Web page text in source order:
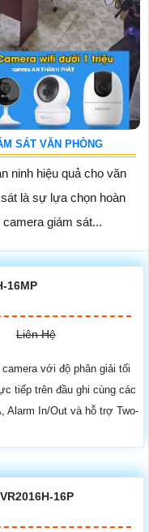
SÁT VĂN PHÒNG
ninh hiệu quả cho văn
là sự lựa chọn hoàn
camera giám sát...
16MP
Liên Hệ
với độ phân giải tối
tiếp trên đầu ghi cùng các
Alarm In/Out và hỗ trợ Two-
16P